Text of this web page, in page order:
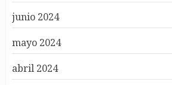
junio 2024
mayo 2024
abril 2024